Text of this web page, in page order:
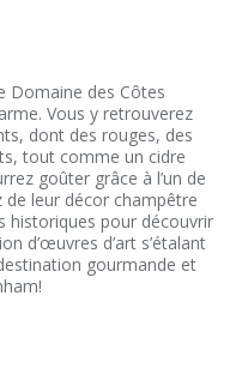
Domaine des Côtes
Vous y retrouverez
dont des rouges, des
tout comme un cidre
goûter grâce à l’un de
leur décor champêtre
historiques pour découvrir
d’œuvres d’art s’étalant
gourmande et